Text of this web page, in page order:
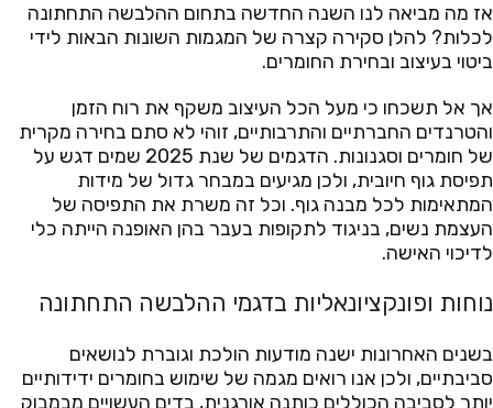
אז מה מביאה לנו השנה החדשה בתחום ההלבשה התחתונה
לכלות? להלן סקירה קצרה של המגמות השונות הבאות לידי
ביטוי בעיצוב ובחירת החומרים.
אך אל תשכחו כי מעל הכל העיצוב משקף את רוח הזמן
והטרנדים החברתיים והתרבותיים, זוהי לא סתם בחירה מקרית
של חומרים וסגנונות. הדגמים של שנת 2025 שמים דגש על
תפיסת גוף חיובית, ולכן מגיעים במבחר גדול של מידות
המתאימות לכל מבנה גוף. וכל זה משרת את התפיסה של
העצמת נשים, בניגוד לתקופות בעבר בהן האופנה הייתה כלי
לדיכוי האישה.
נוחות ופונקציונאליות בדגמי ההלבשה התחתונה
בשנים האחרונות ישנה מודעות הולכת וגוברת לנושאים
סביבתיים, ולכן אנו רואים מגמה של שימוש בחומרים ידידותיים
יותר לסביבה הכוללים כותנה אורגנית, בדים העשויים מבמבוק